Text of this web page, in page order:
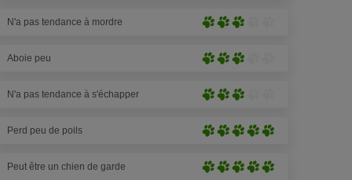
sur
(4
sur
N'a pas tendance à mordre
Moyennement
(4
sur
Aboie peu
Moyennement
(4
sur
N'a pas tendance à s'échapper
Moyennement
(4
sur
Perd peu de poils
Extrêmement
(5
Peut être un chien de garde
Extrêmement